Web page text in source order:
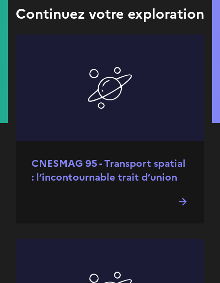
Continuez votre exploration
CNESMAG 95 - Transport spatial
: l’incontournable trait d’union